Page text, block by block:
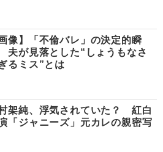
画像】「不倫バレ」の決定的瞬
夫が見落とした“しょうもなさ
るミス”とは
架純、浮気されていた？ 紅白
「ジャニーズ」元カレの親密写